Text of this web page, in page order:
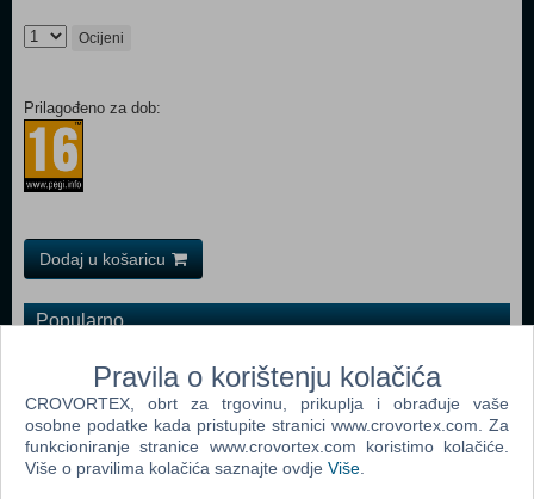
Ocijeni
Prilagođeno za dob:
Dodaj u košaricu
Popularno
Grand Theft Auto San Andreas (PC)
Grand Theft Auto Vice City (PC)
Grand Theft Auto IV (PC)
Call Of Duty 4 Modern Warfare (PC)
Pravila o korištenju kolačića
CROVORTEX, obrt za trgovinu, prikuplja i obrađuje vaše
osobne podatke kada pristupite stranici www.crovortex.com. Za
funkcioniranje stranice www.crovortex.com koristimo kolačiće.
Više o pravilima kolačića saznajte ovdje Više